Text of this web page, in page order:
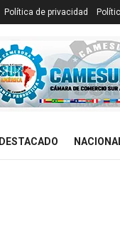
Política de privacidad
DESTACADO